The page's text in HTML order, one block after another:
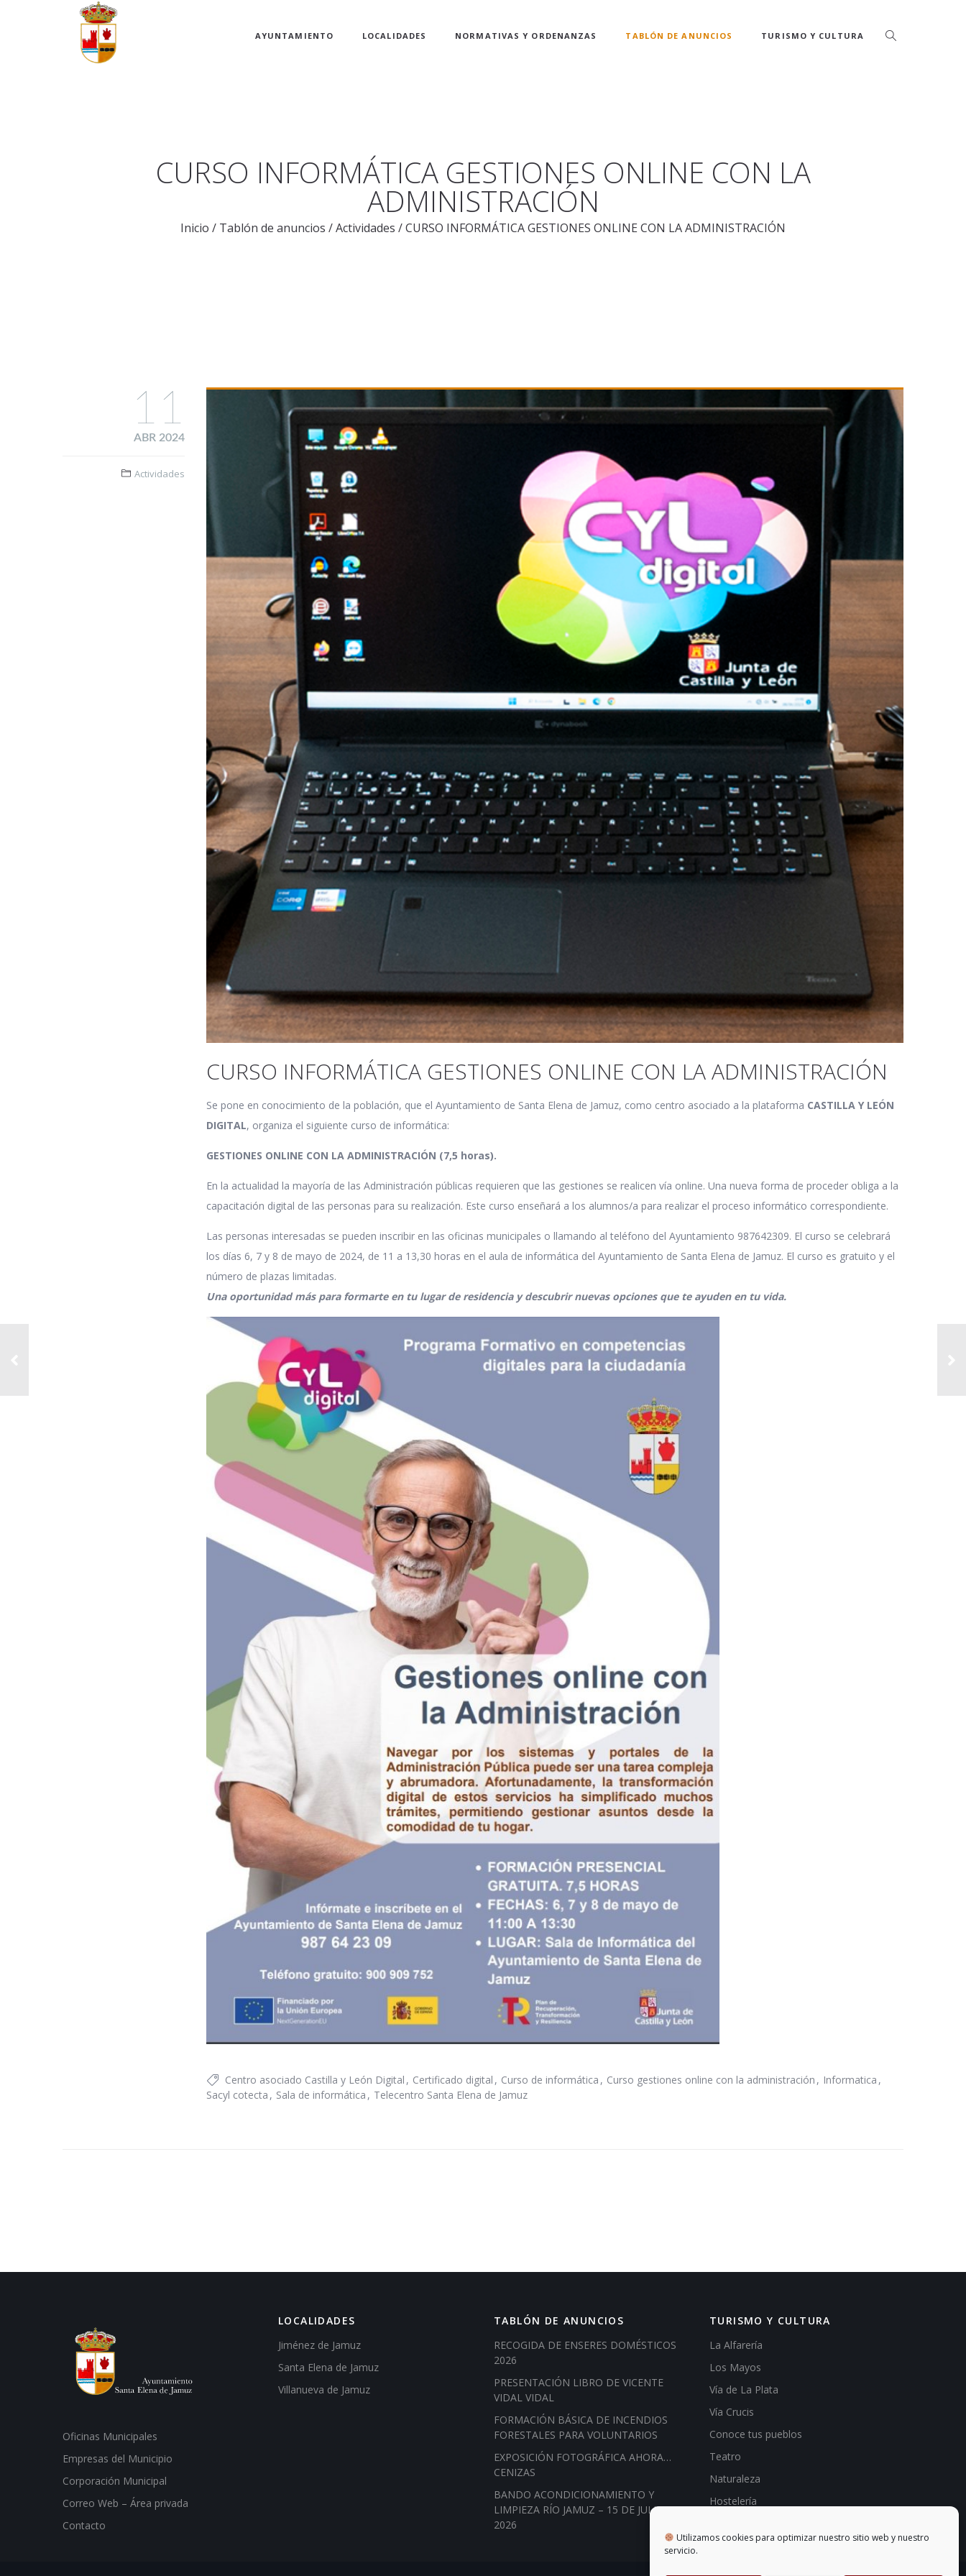
Utilizamos cookies para optimizar nuestro sitio web y nuestro
servicio.
AYUNTAMIENTO LOCALIDADES NORMATIVAS Y ORDENANZAS TABLÓN DE ANUNCIOS TURISMO Y CULTURA
CURSO INFORMÁTICA GESTIONES ONLINE CON LA
ADMINISTRACIÓN
Inicio / Tablón de anuncios /Actividades /CURSO INFORMÁTICA GESTIONES ONLINE CON LA ADMINISTRACIÓN
CURSO INFORMÁTICA GESTIONES ONLINE CON LA ADMINISTRACIÓN
Se pone en conocimiento de la población, que el Ayuntamiento de Santa Elena de Jamuz, como centro asociado a la plataforma CASTILLA Y LEÓN
DIGITAL, organiza el siguiente curso de informática:
GESTIONES ONLINE CON LA ADMINISTRACIÓN (7,5 horas).
En la actualidad la mayoría de las Administración públicas requieren que las gestiones se realicen vía online. Una nueva forma de proceder obliga a la
capacitación digital de las personas para su realización. Este curso enseñará a los alumnos/a para realizar el proceso informático correspondiente.
Las personas interesadas se pueden inscribir en las oficinas municipales o llamando al teléfono del Ayuntamiento 987642309. El curso se celebrará
los días 6, 7 y 8 de mayo de 2024, de 11 a 13,30 horas en el aula de informática del Ayuntamiento de Santa Elena de Jamuz. El curso es gratuito y el
número de plazas limitadas.
Una oportunidad más para formarte en tu lugar de residencia y descubrir nuevas opciones que te ayuden en tu vida.
Centro asociado Castilla y León Digital Certificado digital Curso de informática Curso gestiones online con la administración
Informatica
Sacyl cotecta
Sala de informática Telecentro Santa Elena de Jamuz
11
ABR 2024
Actividades
Oficinas Municipales
Empresas del Municipio
Corporación Municipal
Correo Web – Área privada
Contacto
LOCALIDADES
Jiménez de Jamuz
Santa Elena de Jamuz
Villanueva de Jamuz
TABLÓN DE ANUNCIOS
RECOGIDA DE ENSERES DOMÉSTICOS
2026
PRESENTACIÓN LIBRO DE VICENTE
VIDAL VIDAL
FORMACIÓN BÁSICA DE INCENDIOS
FORESTALES PARA VOLUNTARIOS
EXPOSICIÓN FOTOGRÁFICA AHORA…
CENIZAS
BANDO ACONDICIONAMIENTO Y
LIMPIEZA RÍO JAMUZ – 15 DE JULIO
2026
TURISMO Y CULTURA
La Alfarería
Los Mayos
Vía de La Plata
Vía Crucis
Conoce tus pueblos
Teatro
Naturaleza
Hostelería